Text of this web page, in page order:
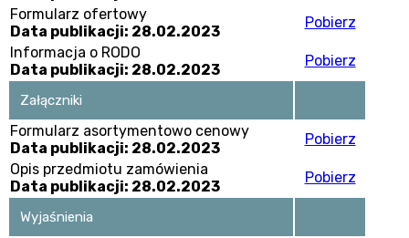
Formularz ofertowy
Data publikacji: 28.02.2023
Pobierz
Informacja o RODO
Data publikacji: 28.02.2023
Pobierz
Załączniki
Formularz asortymentowo cenowy
Data publikacji: 28.02.2023
Pobierz
Opis przedmiotu zamówienia
Data publikacji: 28.02.2023
Pobierz
Wyjaśnienia